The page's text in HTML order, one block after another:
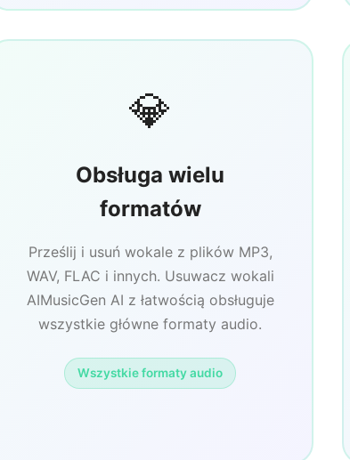
💎
Obsługa wielu
formatów
Prześlij i usuń wokale z plików MP3,
WAV, FLAC i innych. Usuwacz wokali
AIMusicGen AI z łatwością obsługuje
wszystkie główne formaty audio.
Wszystkie formaty audio